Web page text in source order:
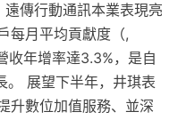
傳行動通訊本業表現亮
每月平均貢獻度（,
收年增率達3.3%，是自
。 展望下半年，井琪表
升數位加值服務、並深